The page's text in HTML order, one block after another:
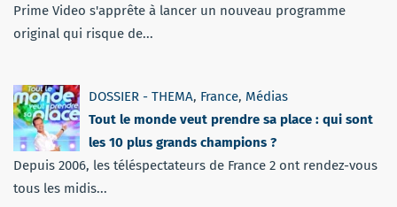
Prime Video s'apprête à lancer un nouveau programme
original qui risque de...
DOSSIER - THEMA, France, Médias
Tout le monde veut prendre sa place : qui sont
les 10 plus grands champions ?
Depuis 2006, les téléspectateurs de France 2 ont rendez-vous
tous les midis...